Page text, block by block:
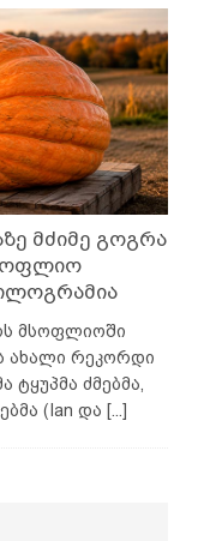
მძიმე გოგრა
მსოფლიოში
ახალი რეკორდი
ძმებმა,
(Ian და [...]